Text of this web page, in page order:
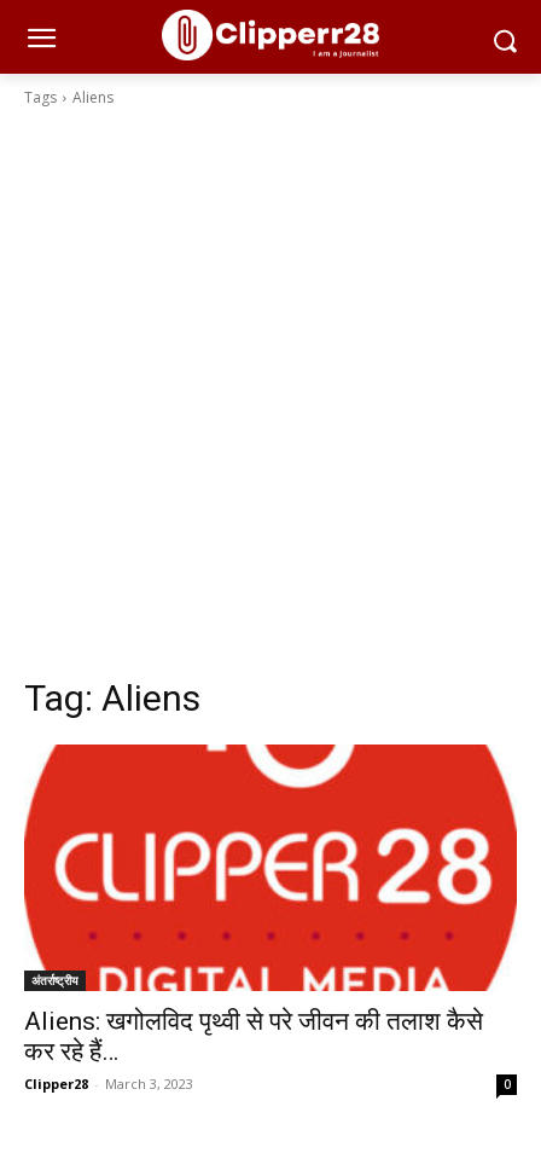
Tags Aliens
Tag: Aliens
अंतर्राष्ट्रीय
Aliens: खगोलविद पृथ्वी से परे जीवन की तलाश कैसे
कर रहे हैं…
Clipper28 - March 3, 2023 0